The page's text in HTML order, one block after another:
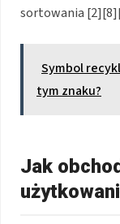
sortowania
Symbol
tym znaku?
Jak